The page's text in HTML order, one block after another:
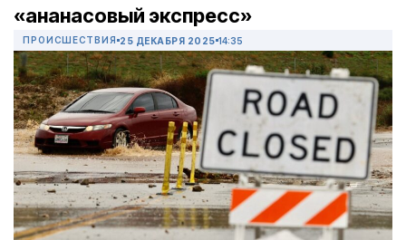
«ананасовый экспресс»
ПРОИСШЕСТВИЯ 25 ДЕКАБРЯ 2025 14:35